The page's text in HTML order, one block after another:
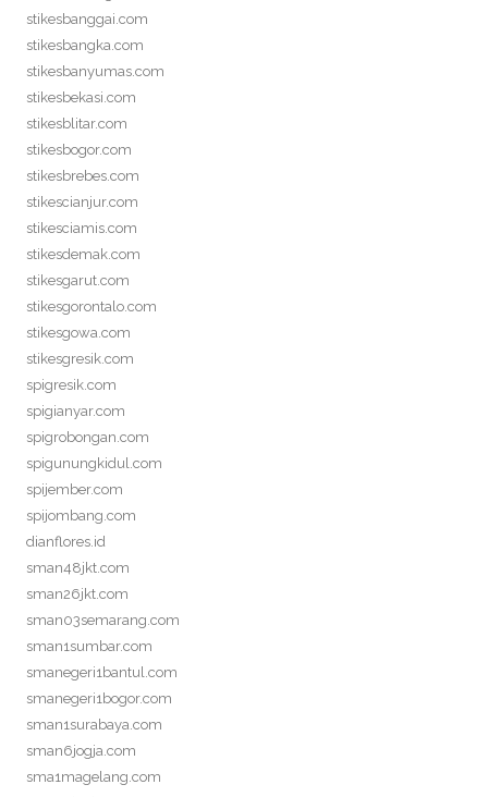
stikesbanggai.com
stikesbangka.com
stikesbanyumas.com
stikesbekasi.com
stikesblitar.com
stikesbogor.com
stikesbrebes.com
stikescianjur.com
stikesciamis.com
stikesdemak.com
stikesgarut.com
stikesgorontalo.com
stikesgowa.com
stikesgresik.com
spigresik.com
spigianyar.com
spigrobongan.com
spigunungkidul.com
spijember.com
spijombang.com
dianflores.id
sman48jkt.com
sman26jkt.com
sman03semarang.com
sman1sumbar.com
smanegeri1bantul.com
smanegeri1bogor.com
sman1surabaya.com
sman6jogja.com
sma1magelang.com